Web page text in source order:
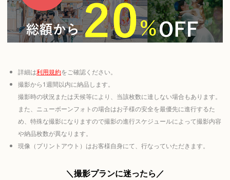
詳細は利用規約をご確認ください。
撮影から1週間以内に納品します。
撮影時の状況または天候等により、当該枚数に達しない場合もあります。
また、ニューボーンフォトの場合はお子様の安全を最優先に進行するた
め、特殊な撮影になりますので撮影の進行スケジュールによって撮影内容
や納品枚数が異なります。
現像（プリントアウト）はお客様自身にて、行なっていただきます。
＼撮影プランに迷ったら／